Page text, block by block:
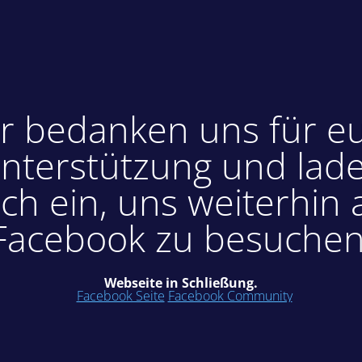
bedanken uns für
und
ein, uns weiterhin
zu
Webseite in Schließung.
Facebook Seite Facebook Community